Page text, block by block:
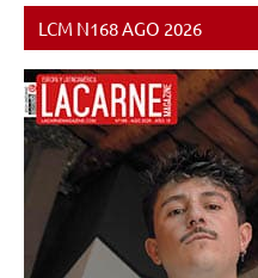
LCM N168 AGO 2026